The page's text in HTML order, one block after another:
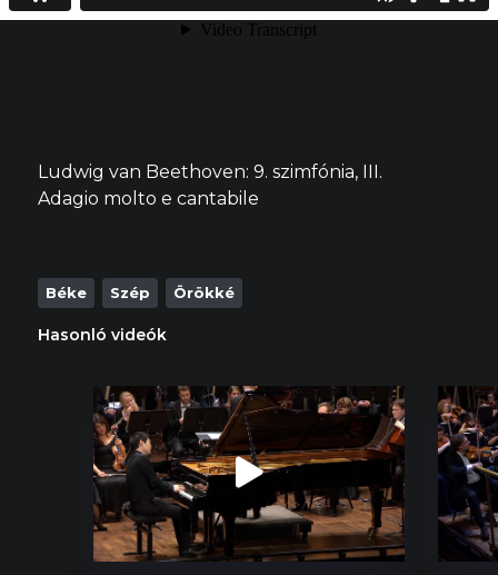
Ludwig van Beethoven: 9. szimfónia, III.
Adagio molto e cantabile
Béke Szép Örökké
Hasonló videók